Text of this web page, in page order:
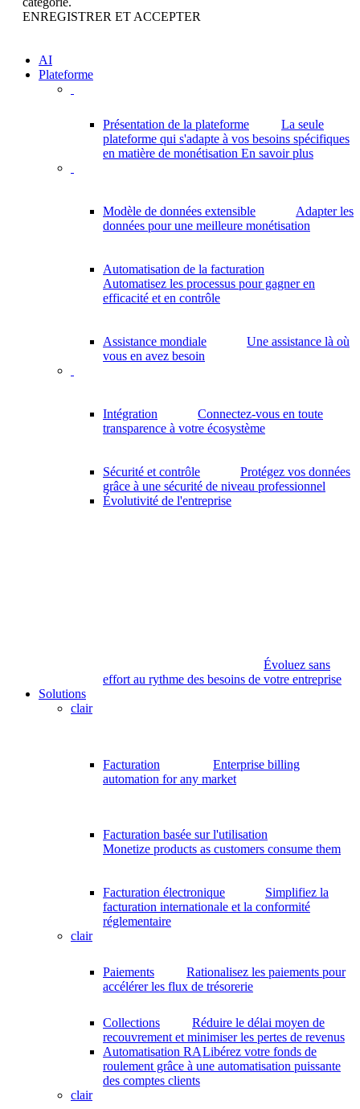
ENREGISTRER ET ACCEPTER
AI
Plateforme
Présentation de la plateforme
La seule
plateforme qui s'adapte à vos besoins spécifiques
en matière de monétisation En savoir plus
Modèle de données extensible
Adapter les
données pour une meilleure monétisation
Automatisation de la facturation
Automatisez les processus pour gagner en
efficacité et en contrôle
Assistance mondiale
Une assistance là où
vous en avez besoin
Intégration
Connectez-vous en toute
transparence à votre écosystème
Sécurité et contrôle
Protégez vos données
grâce à une sécurité de niveau professionnel
Évolutivité de l'entreprise
Évoluez sans
effort au rythme des besoins de votre entreprise
Solutions
clair
Facturation
Enterprise billing
automation for any market
Facturation basée sur l'utilisation
Monetize products as customers consume them
Facturation électronique
Simplifiez la
facturation internationale et la conformité
réglementaire
clair
Paiements
Rationalisez les paiements pour
accélérer les flux de trésorerie
Collections
Réduire le délai moyen de
recouvrement et minimiser les pertes de revenus
Automatisation RALibérez votre fonds de
roulement grâce à une automatisation puissante
des comptes clients
clair